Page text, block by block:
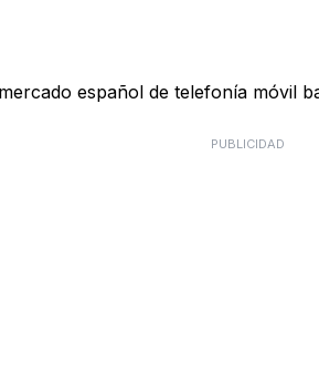
español de telefonía móvil
PUBLICIDAD